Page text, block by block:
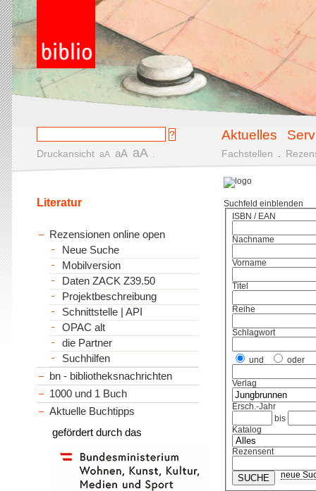
Aktuelles
Druckansicht aA aA aA Fachstellen
Suchfeld einblenden
ISBN / EAN
Nachname
Vorname
Titel
Reihe
Schlagwort
und oder
Verlag
Ersch.-Jahr
bis
Katalog
Rezensent
neue
Literatur
Rezensionen online open
Neue Suche
Mobilversion
Daten ZACK Z39.50
Projektbeschreibung
Schnittstelle | API
OPAC alt
die Partner
Suchhilfen
bn - bibliotheksnachrichten
1000 und 1 Buch
Aktuelle Buchtipps
gefördert durch das